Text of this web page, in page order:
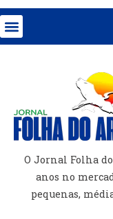
O Jornal Folha
anos no
pequenas,